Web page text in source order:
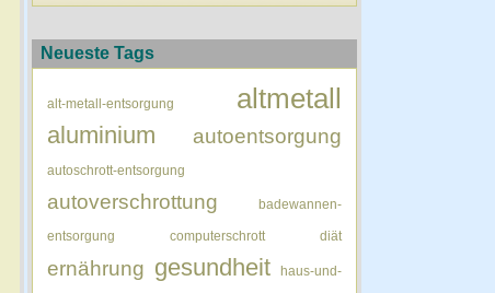
Neueste Tags
alt-metall-entsorgung altmetall
aluminium autoentsorgung
autoschrott-entsorgung
autoverschrottung badewannen-
entsorgung computerschrott diät
ernährung gesundheit haus-und-